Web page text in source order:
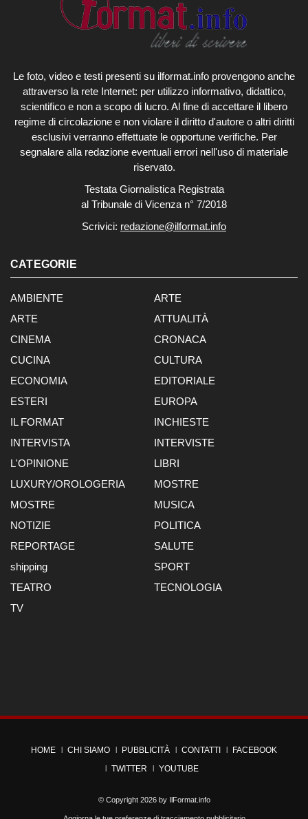
Le foto, video e testi presenti su ilformat.info provengono anche
attraverso la rete Internet: per utilizzo informativo, didattico,
scientifico e non a scopo di lucro. Al fine di accettare il libero
regime di circolazione e non violare il diritto d'autore o altri diritti
esclusivi verranno effettuate le opportune verifiche. Per
segnalare alla redazione eventuali errori nell'uso di materiale
riservato.
Testata Giornalistica Registrata
al Tribunale di Vicenza n° 7/2018
Scrivici: redazione@ilformat.info
CATEGORIE
AMBIENTE
ARTE
ARTE
ATTUALITÀ
CINEMA
CRONACA
CUCINA
CULTURA
ECONOMIA
EDITORIALE
ESTERI
EUROPA
IL FORMAT
INCHIESTE
INTERVISTA
INTERVISTE
L'OPINIONE
LIBRI
LUXURY/OROLOGERIA
MOSTRE
MOSTRE
MUSICA
NOTIZIE
POLITICA
REPORTAGE
SALUTE
shipping
SPORT
TEATRO
TECNOLOGIA
TV
HOME CHI SIAMO PUBBLICITÀ CONTATTI
FACEBOOK
TWITTER
YOUTUBE
© Copyright 2026 by IlFormat.info